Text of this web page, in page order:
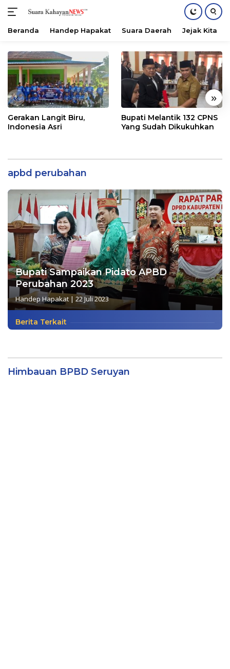
konten
Beranda Handep Hapakat Suara Daerah Jejak Kita
« »
Gerakan Langit Biru,
Indonesia Asri
Bupati Melantik 132 CPNS
Yang Sudah Dikukuhkan
apbd perubahan
Bupati Sampaikan Pidato APBD
Perubahan 2023
Handep Hapakat | 22 Juli 2023
Berita Terkait
Himbauan BPBD Seruyan